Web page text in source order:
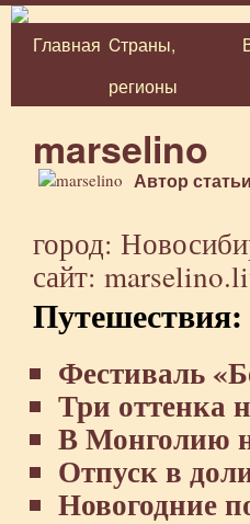
Перейти
Главная Cтраны,
регионы
marselino
Автор
город:
сайт:
Путешествия:
Фестиваль
Три оттенка
В Монголию
Отпуск в
Новогодние